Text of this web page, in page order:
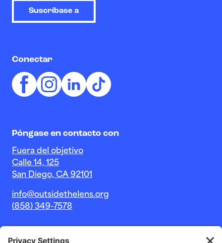
Suscríbase a
Conectar
Póngase en contacto con
Fuera del objetivo
Calle 14, 125
San Diego, CA 92101
info@outsidethelens.org
(858) 349-7578